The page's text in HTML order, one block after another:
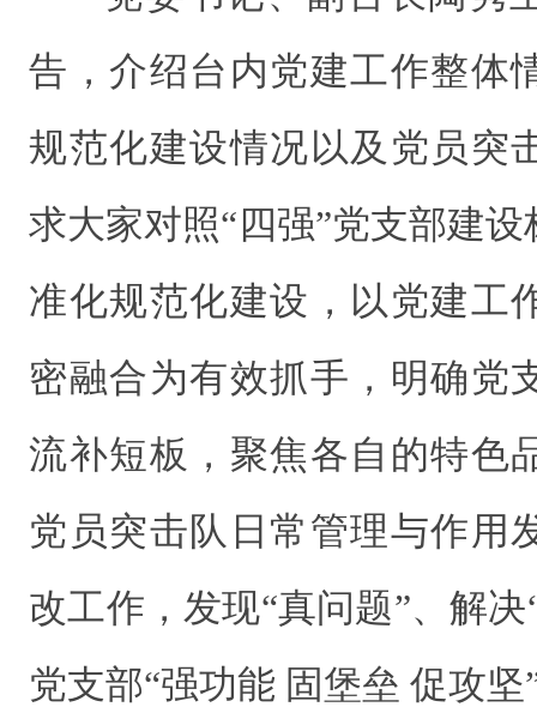
告，介绍台内党建工作整体
规范化建设情况以及党员突
求大家对照“四强”党支部建
准化规范化建设，以党建工
密融合为有效抓手，明确党
流补短板，聚焦各自的特色
党员突击队日常管理与作用
改工作，发现“真问题”、解
党支部“强功能 固堡垒 促攻